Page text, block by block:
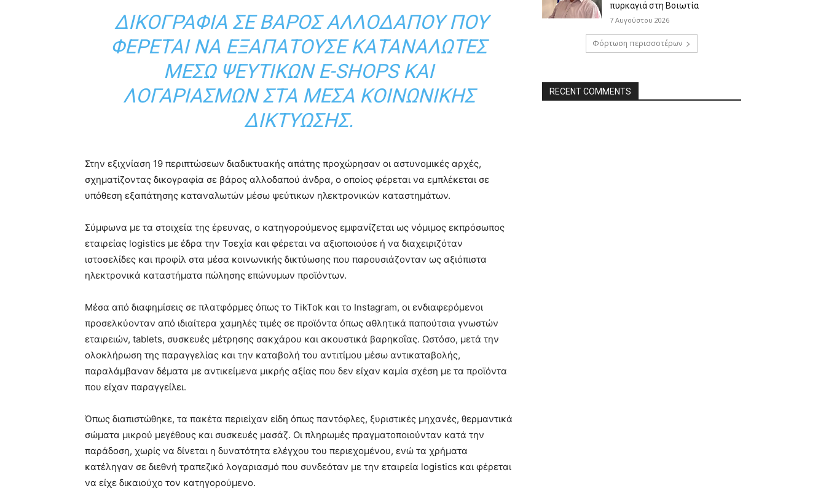
ΔΙΚΟΓΡΑΦΊΑ ΣΕ ΒΆΡΟΣ ΑΛΛΟΔΑΠΟΎ ΠΟΥ
ΦΈΡΕΤΑΙ ΝΑ ΕΞΑΠΑΤΟΎΣΕ ΚΑΤΑΝΑΛΩΤΈΣ
ΜΈΣΩ ΨΕΎΤΙΚΩΝ E-SHOPS ΚΑΙ
ΛΟΓΑΡΙΑΣΜΏΝ ΣΤΑ ΜΈΣΑ ΚΟΙΝΩΝΙΚΉΣ
ΔΙΚΤΎΩΣΗΣ.
Στην εξιχνίαση 19 περιπτώσεων διαδικτυακής απάτης προχώρησαν οι αστυνομικές αρχές,
σχηματίζοντας δικογραφία σε βάρος αλλοδαπού άνδρα, ο οποίος φέρεται να εμπλέκεται σε
υπόθεση εξαπάτησης καταναλωτών μέσω ψεύτικων ηλεκτρονικών καταστημάτων.
Σύμφωνα με τα στοιχεία της έρευνας, ο κατηγορούμενος εμφανίζεται ως νόμιμος εκπρόσωπος
εταιρείας logistics με έδρα την Τσεχία και φέρεται να αξιοποιούσε ή να διαχειριζόταν
ιστοσελίδες και προφίλ στα μέσα κοινωνικής δικτύωσης που παρουσιάζονταν ως αξιόπιστα
ηλεκτρονικά καταστήματα πώλησης επώνυμων προϊόντων.
Μέσα από διαφημίσεις σε πλατφόρμες όπως το TikTok και το Instagram, οι ενδιαφερόμενοι
προσελκύονταν από ιδιαίτερα χαμηλές τιμές σε προϊόντα όπως αθλητικά παπούτσια γνωστών
εταιρειών, tablets, συσκευές μέτρησης σακχάρου και ακουστικά βαρηκοΐας. Ωστόσο, μετά την
ολοκλήρωση της παραγγελίας και την καταβολή του αντιτίμου μέσω αντικαταβολής,
παραλάμβαναν δέματα με αντικείμενα μικρής αξίας που δεν είχαν καμία σχέση με τα προϊόντα
που είχαν παραγγείλει.
Όπως διαπιστώθηκε, τα πακέτα περιείχαν είδη όπως παντόφλες, ξυριστικές μηχανές, θερμαντικά
σώματα μικρού μεγέθους και συσκευές μασάζ. Οι πληρωμές πραγματοποιούνταν κατά την
παράδοση, χωρίς να δίνεται η δυνατότητα ελέγχου του περιεχομένου, ενώ τα χρήματα
κατέληγαν σε διεθνή τραπεζικό λογαριασμό που συνδεόταν με την εταιρεία logistics και φέρεται
να είχε δικαιούχο τον κατηγορούμενο.
πυρκαγιά στη Βοιωτία
7 Αυγούστου 2026
Φόρτωση περισσοτέρων
RECENT COMMENTS